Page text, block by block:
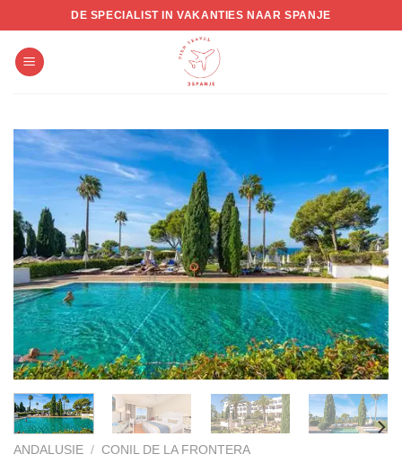
to
content
DE SPECIALIST IN VAKANTIES NAAR SPANJE
ANDALUSIE / CONIL DE LA FRONTERA